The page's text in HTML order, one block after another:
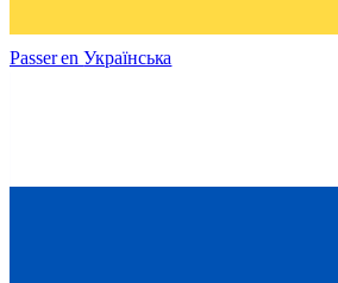
Passer enУкраїнська